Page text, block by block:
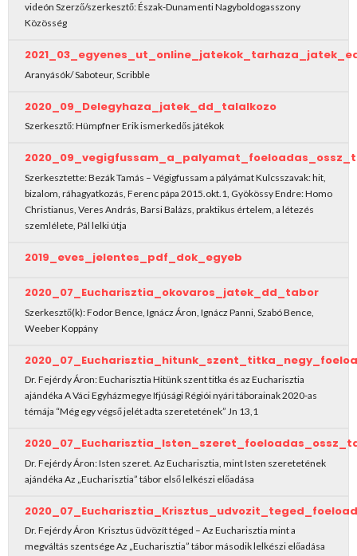
videón Szerző/szerkesztő: Észak-Dunamenti Nagyboldogasszony
Közösség
Aranyásók/ Saboteur, Scribble
2020_09_Delegyhaza_jatek_dd_talalkozo
Szerkesztő: Hümpfner Erik ismerkedős játékok
Szerkesztette: Bezák Tamás – Végigfussam a pályámat Kulcsszavak: hit,
bizalom, ráhagyatkozás, Ferenc pápa 2015.okt.1, Gyökössy Endre: Homo
Christianus, Veres András, Barsi Balázs, praktikus értelem, a létezés
szemlélete, Pál lelki útja
2019_eves_jelentes_pdf_dok_egyeb
2020_07_Eucharisztia_okovaros_jatek_dd_tabor
Szerkesztő(k): Fodor Bence, Ignácz Áron, Ignácz Panni, Szabó Bence,
Weeber Koppány
Dr. Fejérdy Áron: Eucharisztia Hitünk szent titka és az Eucharisztia
ajándéka A Váci Egyházmegye Ifjúsági Régiói nyári táborainak 2020-as
témája “Még egy végső jelét adta szeretetének” Jn 13,1
Dr. Fejérdy Áron: Isten szeret. Az Eucharisztia, mint Isten szeretetének
ajándéka Az „Eucharisztia” tábor első lelkészi előadása
Dr. Fejérdy Áron Krisztus üdvözít téged – Az Eucharisztia mint a
megváltás szentsége Az „Eucharisztia” tábor második lelkészi előadása